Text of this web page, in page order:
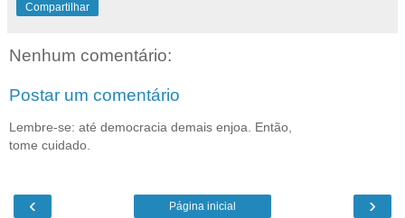
Compartilhar
Nenhum comentário:
Postar um comentário
Lembre-se: até democracia demais enjoa. Então,
tome cuidado.
‹ ›
Página inicial